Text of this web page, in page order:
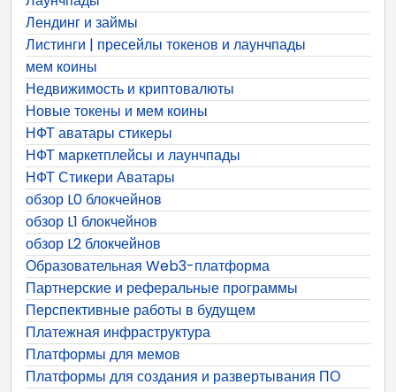
Лендинг и займы
Листинги | пресейлы токенов и лаунчпады
мем коины
Недвижимость и криптовалюты
Новые токены и мем коины
НФТ аватары стикеры
НФТ маркетплейсы и лаунчпады
НФТ Стикери Аватары
обзор L0 блокчейнов
обзор L1 блокчейнов
обзор L2 блокчейнов
Образовательная Web3-платформа
Партнерские и реферальные программы
Перспективные работы в будущем
Платежная инфраструктура
Платформы для мемов
Платформы для создания и развертывания ПО